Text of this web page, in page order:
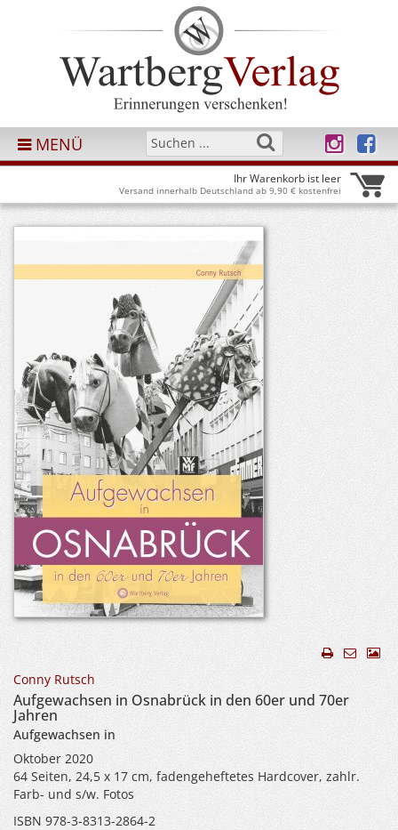
MENÜ
Ihr Warenkorb ist leer
Versand innerhalb Deutschland ab 9,90 € kostenfrei
Conny Rutsch
Aufgewachsen in Osnabrück in den 60er und 70er
Jahren
Aufgewachsen in
Oktober 2020
64 Seiten, 24,5 x 17 cm, fadengeheftetes Hardcover, zahlr.
Farb- und s/w. Fotos
ISBN 978-3-8313-2864-2